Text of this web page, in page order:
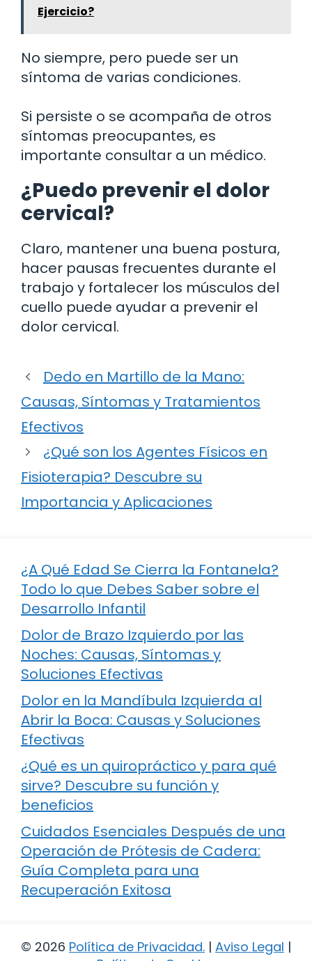
Ejercicio?
No siempre, pero puede ser un
síntoma de varias condiciones.
Si persiste o se acompaña de otros
síntomas preocupantes, es
importante consultar a un médico.
¿Puedo prevenir el dolor
cervical?
Claro, mantener una buena postura,
hacer pausas frecuentes durante el
trabajo y fortalecer los músculos del
cuello puede ayudar a prevenir el
dolor cervical.
Dedo en Martillo de la Mano:
Causas, Síntomas y Tratamientos
Efectivos
¿Qué son los Agentes Físicos en
Fisioterapia? Descubre su
Importancia y Aplicaciones
¿A Qué Edad Se Cierra la Fontanela?
Todo lo que Debes Saber sobre el
Desarrollo Infantil
Dolor de Brazo Izquierdo por las
Noches: Causas, Síntomas y
Soluciones Efectivas
Dolor en la Mandíbula Izquierda al
Abrir la Boca: Causas y Soluciones
Efectivas
¿Qué es un quiropráctico y para qué
sirve? Descubre su función y
beneficios
Cuidados Esenciales Después de una
Operación de Prótesis de Cadera:
Guía Completa para una
Recuperación Exitosa
© 2026 Política de Privacidad. | Aviso Legal |